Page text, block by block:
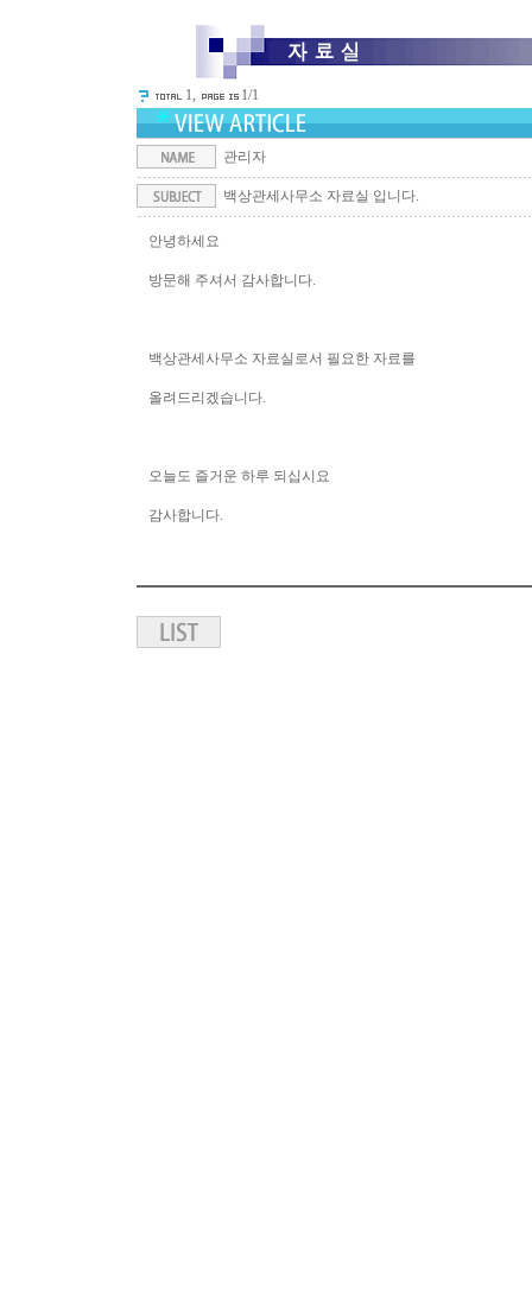
1, 1/1
관리자
백상관세사무소 자료실 입니다.
안녕하세요
방문해 주셔서 감사합니다.
백상관세사무소 자료실로서 필요한 자료를
올려드리겠습니다.
오늘도 즐거운 하루 되십시요
감사합니다.